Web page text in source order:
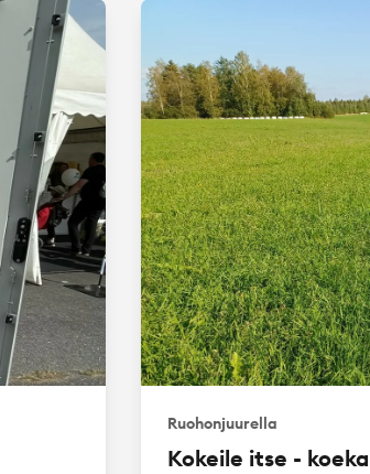
Ruohonjuurella
Kokeile itse -